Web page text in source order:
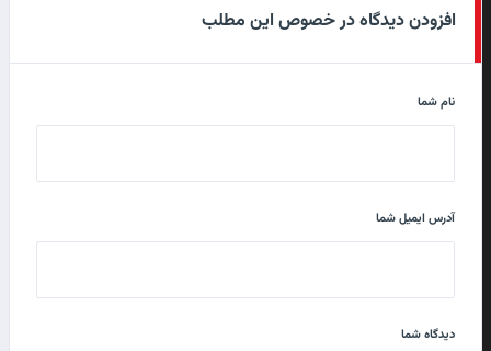
افزودن دیدگاه در خصوص این مطلب
نام شما
آدرس ایمیل شما
دیدگاه شما